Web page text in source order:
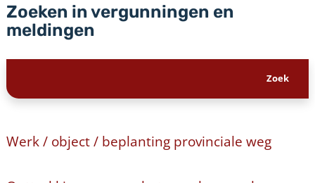
Zoeken in vergunningen en
meldingen
Werk / object / beplanting provinciale weg